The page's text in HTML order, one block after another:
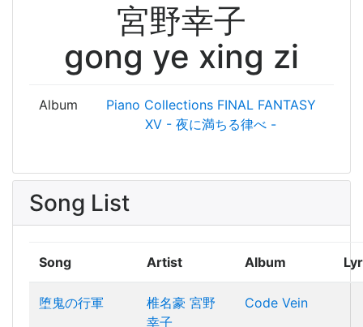
宮野幸子
gong ye xing zi
Album
Piano Collections FINAL FANTASY
XV - 夜に満ちる律べ -
Song List
Song Artist Album
堕鬼の行軍 椎名豪 宮野
幸子
Code Vein